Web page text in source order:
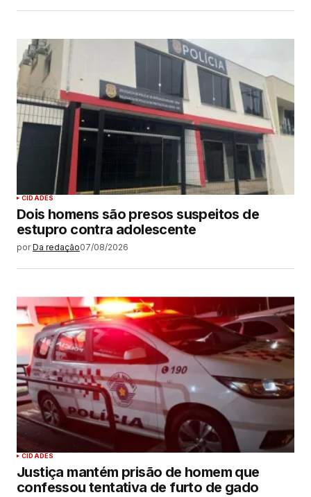
CIDADES
Dois homens são presos suspeitos de
estupro contra adolescente
por Da redação07/08/2026
CIDADES
Justiça mantém prisão de homem que
confessou tentativa de furto de gado